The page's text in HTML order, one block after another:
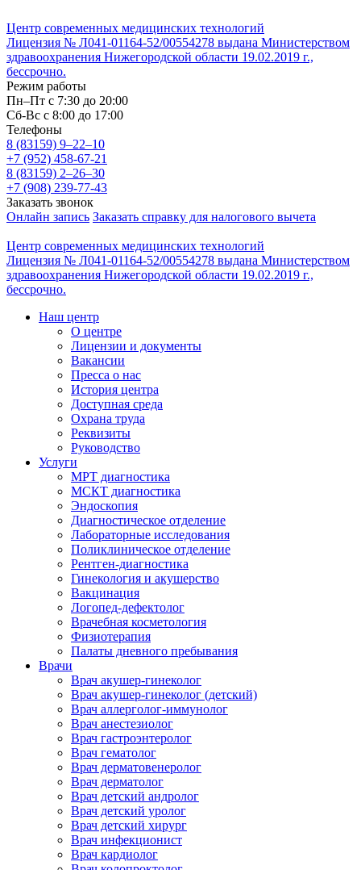
Центр современных медицинских технологий
Лицензия № Л041-01164-52/00554278 выдана Министерством
здравоохранения Нижегородской области 19.02.2019 г.,
бессрочно.
Режим работы
Пн–Пт с 7:30 до 20:00
Cб-Вс с 8:00 до 17:00
Телефоны
8 (83159) 9–22–10
+7 (952) 458-67-21
8 (83159) 2–26–30
+7 (908) 239-77-43
Заказать звонок
Онлайн запись Заказать справку для налогового вычета
Центр современных медицинских технологий
Лицензия № Л041-01164-52/00554278 выдана Министерством
здравоохранения Нижегородской области 19.02.2019 г.,
бессрочно.
Наш центр
О центре
Лицензии и документы
Вакансии
Пресса о нас
История центра
Доступная среда
Охрана труда
Реквизиты
Руководство
Услуги
МРТ диагностика
МСКТ диагностика
Эндоскопия
Диагностическое отделение
Лабораторные исследования
Поликлиническое отделение
Рентген-диагностика
Гинекология и акушерство
Вакцинация
Логопед-дефектолог
Врачебная косметология
Физиотерапия
Палаты дневного пребывания
Врачи
Врач акушер-гинеколог
Врач акушер-гинеколог (детский)
Врач аллерголог-иммунолог
Врач анестезиолог
Врач гастроэнтеролог
Врач гематолог
Врач дерматовенеролог
Врач дерматолог
Врач детский андролог
Врач детский уролог
Врач детский хирург
Врач инфекционист
Врач кардиолог